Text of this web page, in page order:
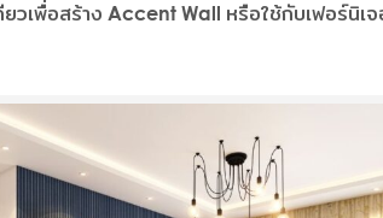
วเพื่อสร้าง Accent Wall หรือใช้กับเฟอร์นิ